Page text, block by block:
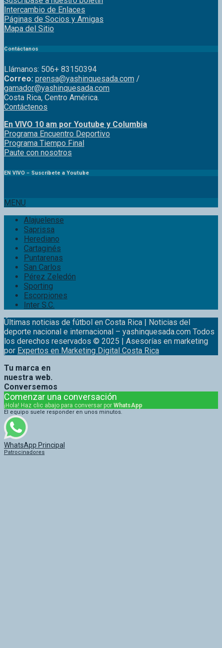
Mapa del Sitio
Contáctanos
Llámanos: 506+ 83150394
gamador@yashinquesada.com
Costa Rica, Centro América.
Contáctenos
En VIVO 10 am por Youtube y Columbia
Programa Tiempo Final
Pautecon nosotros
EN VIVO – Suscríbete a Youtube
Alajuelense
Saprissa
Herediano
Cartaginés
Puntarenas
San Carlos
Pérez Zeledón
Sporting
Escorpiones
Inter S.C.
Últimas noticias de fútbol en Costa Rica | Noticias del
deporte nacional e internacional – yashinquesada.com Todos
los derechos reservados © 2025 | Asesorías en marketing
porExpertos en Marketing Digital Costa Rica
Tu marca en
nuestra web.
Conversemos
Comenzar una conversación
¡Hola! Haz clic abajo para conversar por
El equipo suele responder en unos minutos.
WhatsApp Principal
Patrocinadores